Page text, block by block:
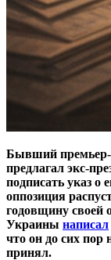
Бывший
предлагал экс-
подписать указ о
оппозиция
годовщину своей
Украины написал
что он до сих пор
принял.